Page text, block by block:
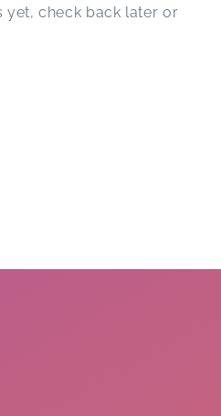
yet, check back later or